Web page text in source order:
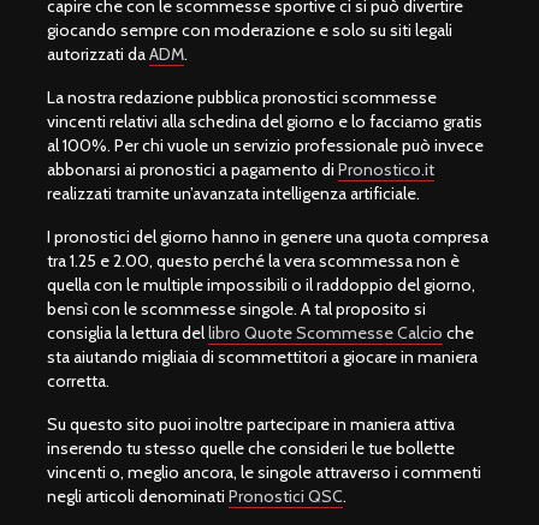
capire che con le scommesse sportive ci si può divertire
giocando sempre con moderazione e solo su siti legali
autorizzati daADM.
La nostra redazione pubblica pronostici scommesse
vincenti relativi alla schedina del giorno e lo facciamo gratis
al 100%. Per chi vuole un servizio professionale può invece
abbonarsi ai pronostici a pagamento di Pronostico.it
realizzati tramite un’avanzata intelligenza artificiale.
I pronostici del giorno hanno in genere una quota compresa
tra 1.25 e 2.00, questo perché la vera scommessa non è
quella con le multiple impossibili o il raddoppio del giorno,
bensì con le scommesse singole. A tal proposito si
consiglia la lettura dellibro Quote Scommesse Calcio che
sta aiutando migliaia di scommettitori a giocare in maniera
corretta.
Su questo sito puoi inoltre partecipare in maniera attiva
inserendo tu stesso quelle che consideri le tue bollette
vincenti o, meglio ancora, le singole attraverso i commenti
negli articoli denominati Pronostici QSC.